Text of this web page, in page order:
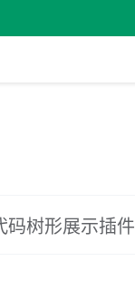
码树形展示插件